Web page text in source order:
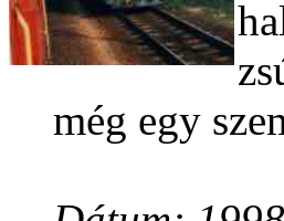
még egy